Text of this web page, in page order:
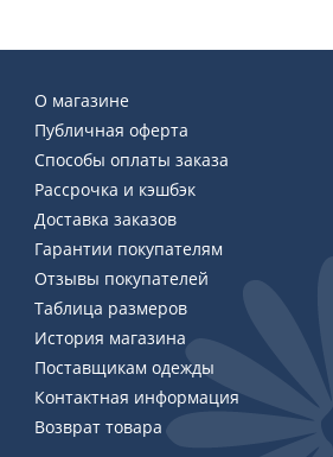
О магазине
Публичная оферта
Способы оплаты заказа
Рассрочка и кэшбэк
Доставка заказов
Гарантии покупателям
Отзывы покупателей
Таблица размеров
История магазина
Поставщикам одежды
Контактная информация
Возврат товара